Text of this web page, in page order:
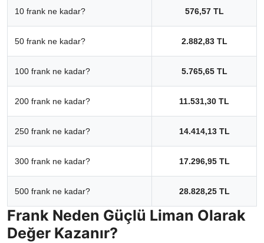
10 frank ne kadar? 576,57 TL
50 frank ne kadar? 2.882,83 TL
100 frank ne kadar? 5.765,65 TL
200 frank ne kadar? 11.531,30 TL
250 frank ne kadar? 14.414,13 TL
300 frank ne kadar? 17.296,95 TL
500 frank ne kadar? 28.828,25 TL
Frank Neden Güçlü Liman Olarak
Değer Kazanır?